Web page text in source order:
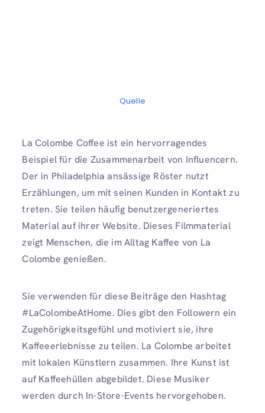
Quelle
La Colombe Coffee ist ein hervorragendes
Beispiel für die Zusammenarbeit von Influencern.
Der in Philadelphia ansässige Röster nutzt
Erzählungen, um mit seinen Kunden in Kontakt zu
treten. Sie teilen häufig benutzergeneriertes
Material auf ihrer Website. Dieses Filmmaterial
zeigt Menschen, die im Alltag Kaffee von La
Colombe genießen.
Sie verwenden für diese Beiträge den Hashtag
#LaColombeAtHome. Dies gibt den Followern ein
Zugehörigkeitsgefühl und motiviert sie, ihre
Kaffeeerlebnisse zu teilen. La Colombe arbeitet
mit lokalen Künstlern zusammen. Ihre Kunst ist
auf Kaffeehüllen abgebildet. Diese Musiker
werden durch In-Store-Events hervorgehoben.